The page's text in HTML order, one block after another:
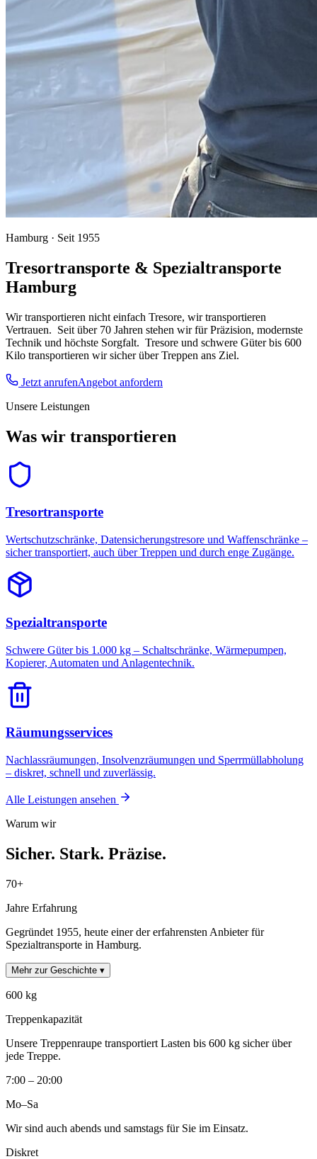
Hamburg · Seit 1955
Tresortransporte & Spezialtransporte
Hamburg
Wir transportieren nicht einfach Tresore, wir transportieren
Vertrauen. Seit über 70 Jahren stehen wir für Präzision, modernste
Technik und höchste Sorgfalt. Tresore und schwere Güter bis 600
Kilo transportieren wir sicher über Treppen ans Ziel.
Jetzt anrufenAngebot anfordern
Unsere Leistungen
Was wir transportieren
Tresortransporte
Wertschutzschränke, Datensicherungstresore und Waffenschränke –
sicher transportiert, auch über Treppen und durch enge Zugänge.
Spezialtransporte
Schwere Güter bis 1.000 kg – Schaltschränke, Wärmepumpen,
Kopierer, Automaten und Anlagentechnik.
Räumungsservices
Nachlassräumungen, Insolvenzräumungen und Sperrmüllabholung
– diskret, schnell und zuverlässig.
Alle Leistungen ansehen
Warum wir
Sicher. Stark. Präzise.
70+
Jahre Erfahrung
Gegründet 1955, heute einer der erfahrensten Anbieter für
Spezialtransporte in Hamburg.
Mehr zur Geschichte ▾
600 kg
Treppenkapazität
Unsere Treppenraupe transportiert Lasten bis 600 kg sicher über
jede Treppe.
7:00 – 20:00
Mo–Sa
Wir sind auch abends und samstags für Sie im Einsatz.
Diskret